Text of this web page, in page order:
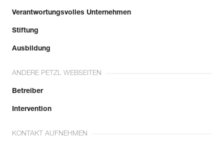
Verantwortungsvolles Unternehmen
Stiftung
Ausbildung
ANDERE PETZL WEBSEITEN
Betreiber
Intervention
KONTAKT AUFNEHMEN